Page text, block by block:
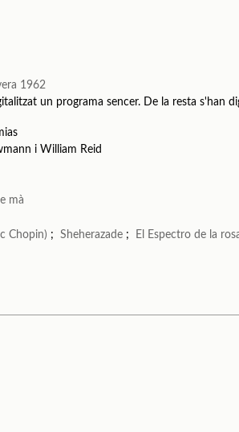
1962
un programa sencer. De la resta s'han
i William Reid
mà
Chopin) ;Sheherazade ; El Espectro de la